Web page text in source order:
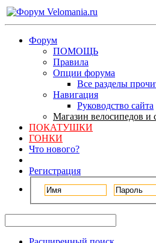
Форум
ПОМОЩЬ
Правила
Опции форума
Все разделы
Навигация
Руководство сайта
Магазин велосипедов и
ПОКАТУШКИ
ГОНКИ
Что нового?
Регистрация